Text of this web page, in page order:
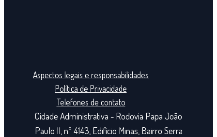
Aspectos legais e responsabilidades
Política de Privacidade
Telefones de contato
Cidade Administrativa - Rodovia Papa João
Paulo II, nº 4143, Edifício Minas, Bairro Serra